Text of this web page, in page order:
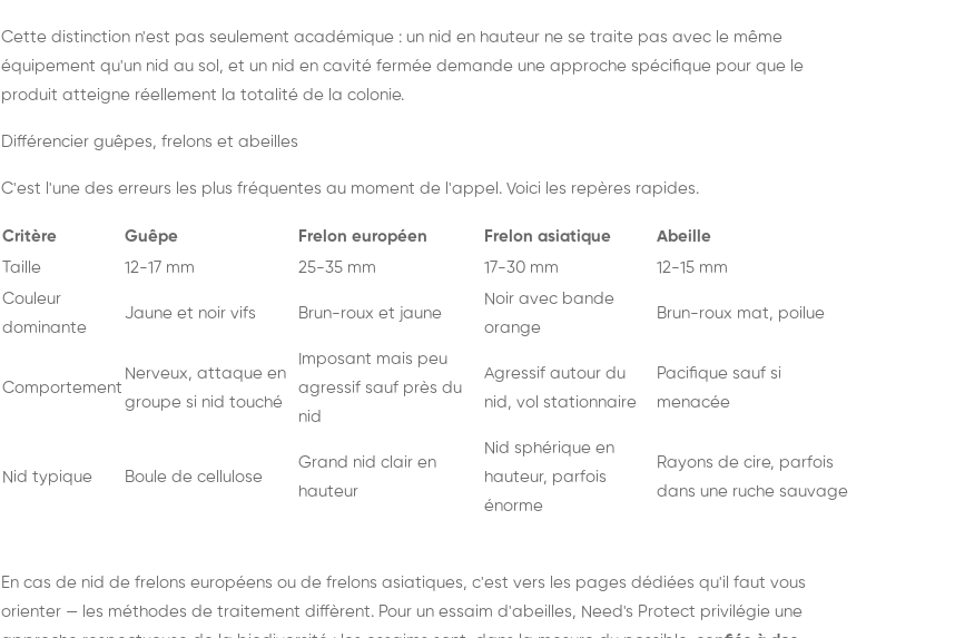
Cette distinction n'est pas seulement académique : un nid en hauteur ne se traite pas avec le même
équipement qu'un nid au sol, et un nid en cavité fermée demande une approche spécifique pour que le
produit atteigne réellement la totalité de la colonie.
Différencier guêpes, frelons et abeilles
C'est l'une des erreurs les plus fréquentes au moment de l'appel. Voici les repères rapides.
Critère Guêpe Frelon européen Frelon asiatique
Abeille
Taille
12-17 mm 25-35 mm 17-30 mm
12-15 mm
Couleur
dominante
Jaune et noir vifs Brun-roux et jaune
Noir avec bande
orange
Brun-roux mat, poilue
Comportement
Nerveux, attaque en
groupe si nid touché
Imposant mais peu
agressif sauf près du
nid
Agressif autour du
nid, vol stationnaire
Pacifique sauf si
menacée
Nid typique Boule de cellulose
Grand nid clair en
hauteur
Nid sphérique en
hauteur, parfois
énorme
Rayons de cire, parfois
dans une ruche sauvage
En cas de nid de frelons européens ou de frelons asiatiques, c'est vers les pages dédiées qu'il faut vous
orienter — les méthodes de traitement diffèrent. Pour un essaim d'abeilles, Need's Protect privilégie une